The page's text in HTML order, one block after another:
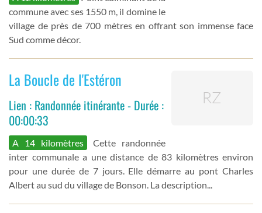
commune avec ses 1550 m, il domine le
village de près de 700 mètres en offrant son immense face
Sud comme décor.
La Boucle de l'Estéron
Lien : Randonnée itinérante - Durée :
00:00:33
A 14 kilomètres
Cette randonnée
inter communale a une distance de 83 kilomètres environ
pour une durée de 7 jours. Elle démarre au pont Charles
Albert au sud du village de Bonson. La description...